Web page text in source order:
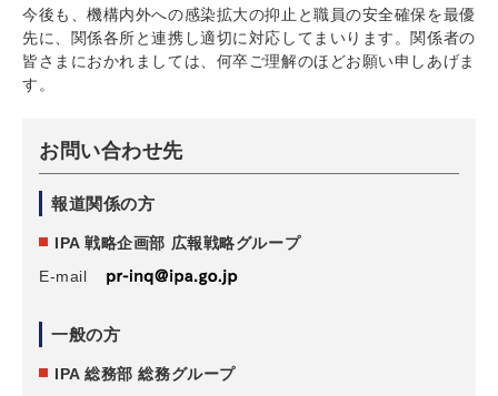
今後も、機構内外への感染拡大の抑止と職員の安全確保を最優
先に、関係各所と連携し適切に対応してまいります。関係者の
皆さまにおかれましては、何卒ご理解のほどお願い申しあげま
す。
お問い合わせ先
報道関係の方
IPA 戦略企画部 広報戦略グループ
E-mail
一般の方
IPA 総務部 総務グループ